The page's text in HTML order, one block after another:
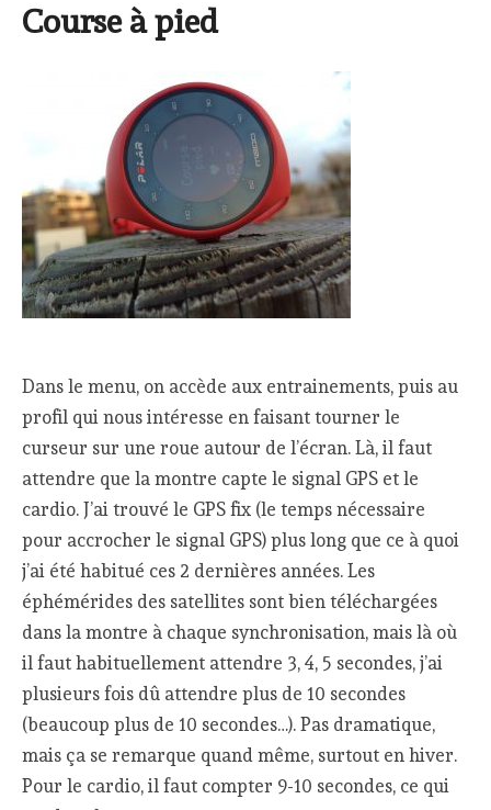
Course à pied
Dans le menu, on accède aux entrainements, puis au
profil qui nous intéresse en faisant tourner le
curseur sur une roue autour de l’écran. Là, il faut
attendre que la montre capte le signal GPS et le
cardio. J’ai trouvé le GPS fix (le temps nécessaire
pour accrocher le signal GPS) plus long que ce à quoi
j’ai été habitué ces 2 dernières années. Les
éphémérides des satellites sont bien téléchargées
dans la montre à chaque synchronisation, mais là où
il faut habituellement attendre 3, 4, 5 secondes, j’ai
plusieurs fois dû attendre plus de 10 secondes
(beaucoup plus de 10 secondes…). Pas dramatique,
mais ça se remarque quand même, surtout en hiver.
Pour le cardio, il faut compter 9-10 secondes, ce qui